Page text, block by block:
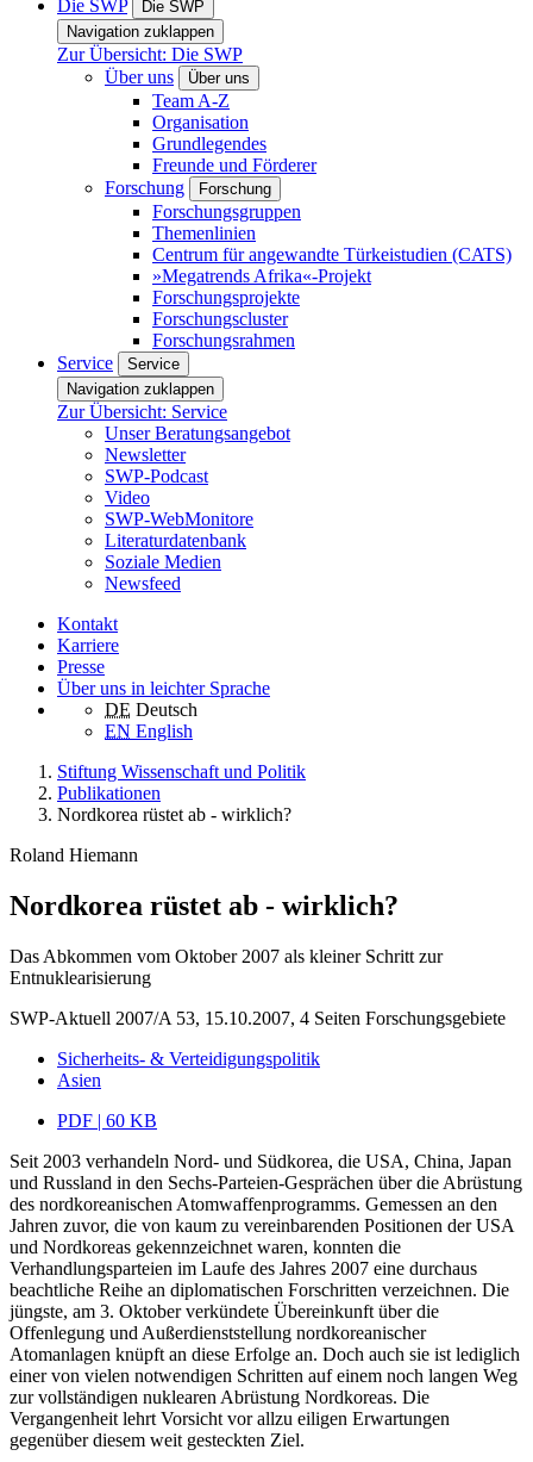
Die SWP
Die SWP
Navigation zuklappen
Zur Übersicht: Die SWP
Über uns
Über uns
Team A-Z
Organisation
Grundlegendes
Freunde und Förderer
Forschung
Forschung
Forschungsgruppen
Themenlinien
Centrum für angewandte Türkeistudien (CATS)
»Megatrends Afrika«-Projekt
Forschungsprojekte
Forschungscluster
Forschungsrahmen
Service
Service
Navigation zuklappen
Zur Übersicht: Service
Unser Beratungsangebot
Newsletter
SWP-Podcast
Video
SWP-WebMonitore
Literaturdatenbank
Soziale Medien
Newsfeed
Kontakt
Karriere
Presse
Über uns in leichter Sprache
DE Deutsch
EN English
Stiftung Wissenschaft und Politik
Publikationen
Nordkorea rüstet ab - wirklich?
Roland Hiemann
Nordkorea rüstet ab - wirklich?
Das Abkommen vom Oktober 2007 als kleiner Schritt zur
Entnuklearisierung
SWP-Aktuell 2007/A 53, 15.10.2007, 4 Seiten Forschungsgebiete
Sicherheits- & Verteidigungspolitik
Asien
PDF | 60 KB
Seit 2003 verhandeln Nord- und Südkorea, die USA, China, Japan
und Russland in den Sechs-Parteien-Gesprächen über die Abrüstung
des nordkoreanischen Atomwaffenprogramms. Gemessen an den
Jahren zuvor, die von kaum zu vereinbarenden Positionen der USA
und Nordkoreas gekennzeichnet waren, konnten die
Verhandlungsparteien im Laufe des Jahres 2007 eine durchaus
beachtliche Reihe an diplomatischen Forschritten verzeichnen. Die
jüngste, am 3. Oktober verkündete Übereinkunft über die
Offenlegung und Außerdienststellung nordkoreanischer
Atomanlagen knüpft an diese Erfolge an. Doch auch sie ist lediglich
einer von vielen notwendigen Schritten auf einem noch langen Weg
zur vollständigen nuklearen Abrüstung Nordkoreas. Die
Vergangenheit lehrt Vorsicht vor allzu eiligen Erwartungen
gegenüber diesem weit gesteckten Ziel.